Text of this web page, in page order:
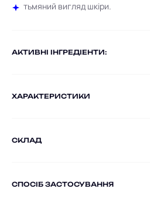
тьмяний вигляд шкіри.
AКТИВНІ ІНГРЕДІЕНТИ:
ХАРАКТЕРИСТИКИ
СКЛАД
СПОСІБ ЗАСТОСУВАННЯ